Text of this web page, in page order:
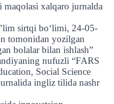
xalqaro jurnalda
sirtqi bo‘limi, 24-05-
tomonidan yozilgan
bolalar bilan ishlash”
nufuzli “FARS
Social Science
ingliz tilida nashr